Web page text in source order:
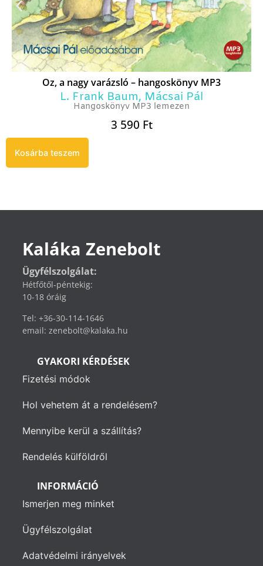
Oz, a nagy varázsló – hangoskönyv MP3
L. Frank Baum, Mácsai Pál
Hangoskönyv MP3 lemezen
3 590 Ft
Kosárba teszem
Kaláka Zenebolt
Ügyfélszolgálat:
Hétfőtől-péntekig:
10-18 óráig
Tel: +36-30-114-1646
email: zenebolt@kalaka.hu
GYAKORI KÉRDÉSEK
Fizetési módok
Hol vehetem át a rendelésem?
Mennyibe kerül a szállítás?
Rendelés külföldről
INFORMÁCIÓ
Ismerjen meg minket
Ügyfélszolgálat
Adatvédelmi irányelvek